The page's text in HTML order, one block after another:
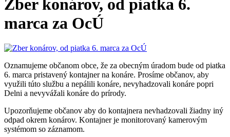
Zber konárov, od piatka 6.
marca za OcÚ
Oznamujeme občanom obce, že za obecným úradom bude od piatka
6. marca pristavený kontajner na konáre. Prosíme občanov, aby
využili túto službu a nepálili konáre, nevyhadzovali konáre popri
Delni a nevyvážali konáre do prírody.
Upozorňujeme občanov aby do kontajnera nevhadzovali žiadny iný
odpad okrem konárov. Kontajner je monitorovaný kamerovým
systémom so záznamom.